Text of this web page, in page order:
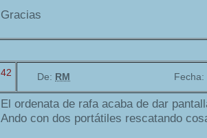
Gracias
42 De: RM Fecha:
El ordenata de rafa acaba de dar
Ando con dos portátiles rescatando